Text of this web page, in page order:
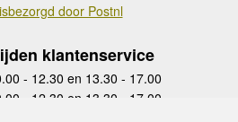
door Postnl
klantenservice
- 12.30 en 13.30 - 17.00
- 12.30 en 13.30 - 17.00